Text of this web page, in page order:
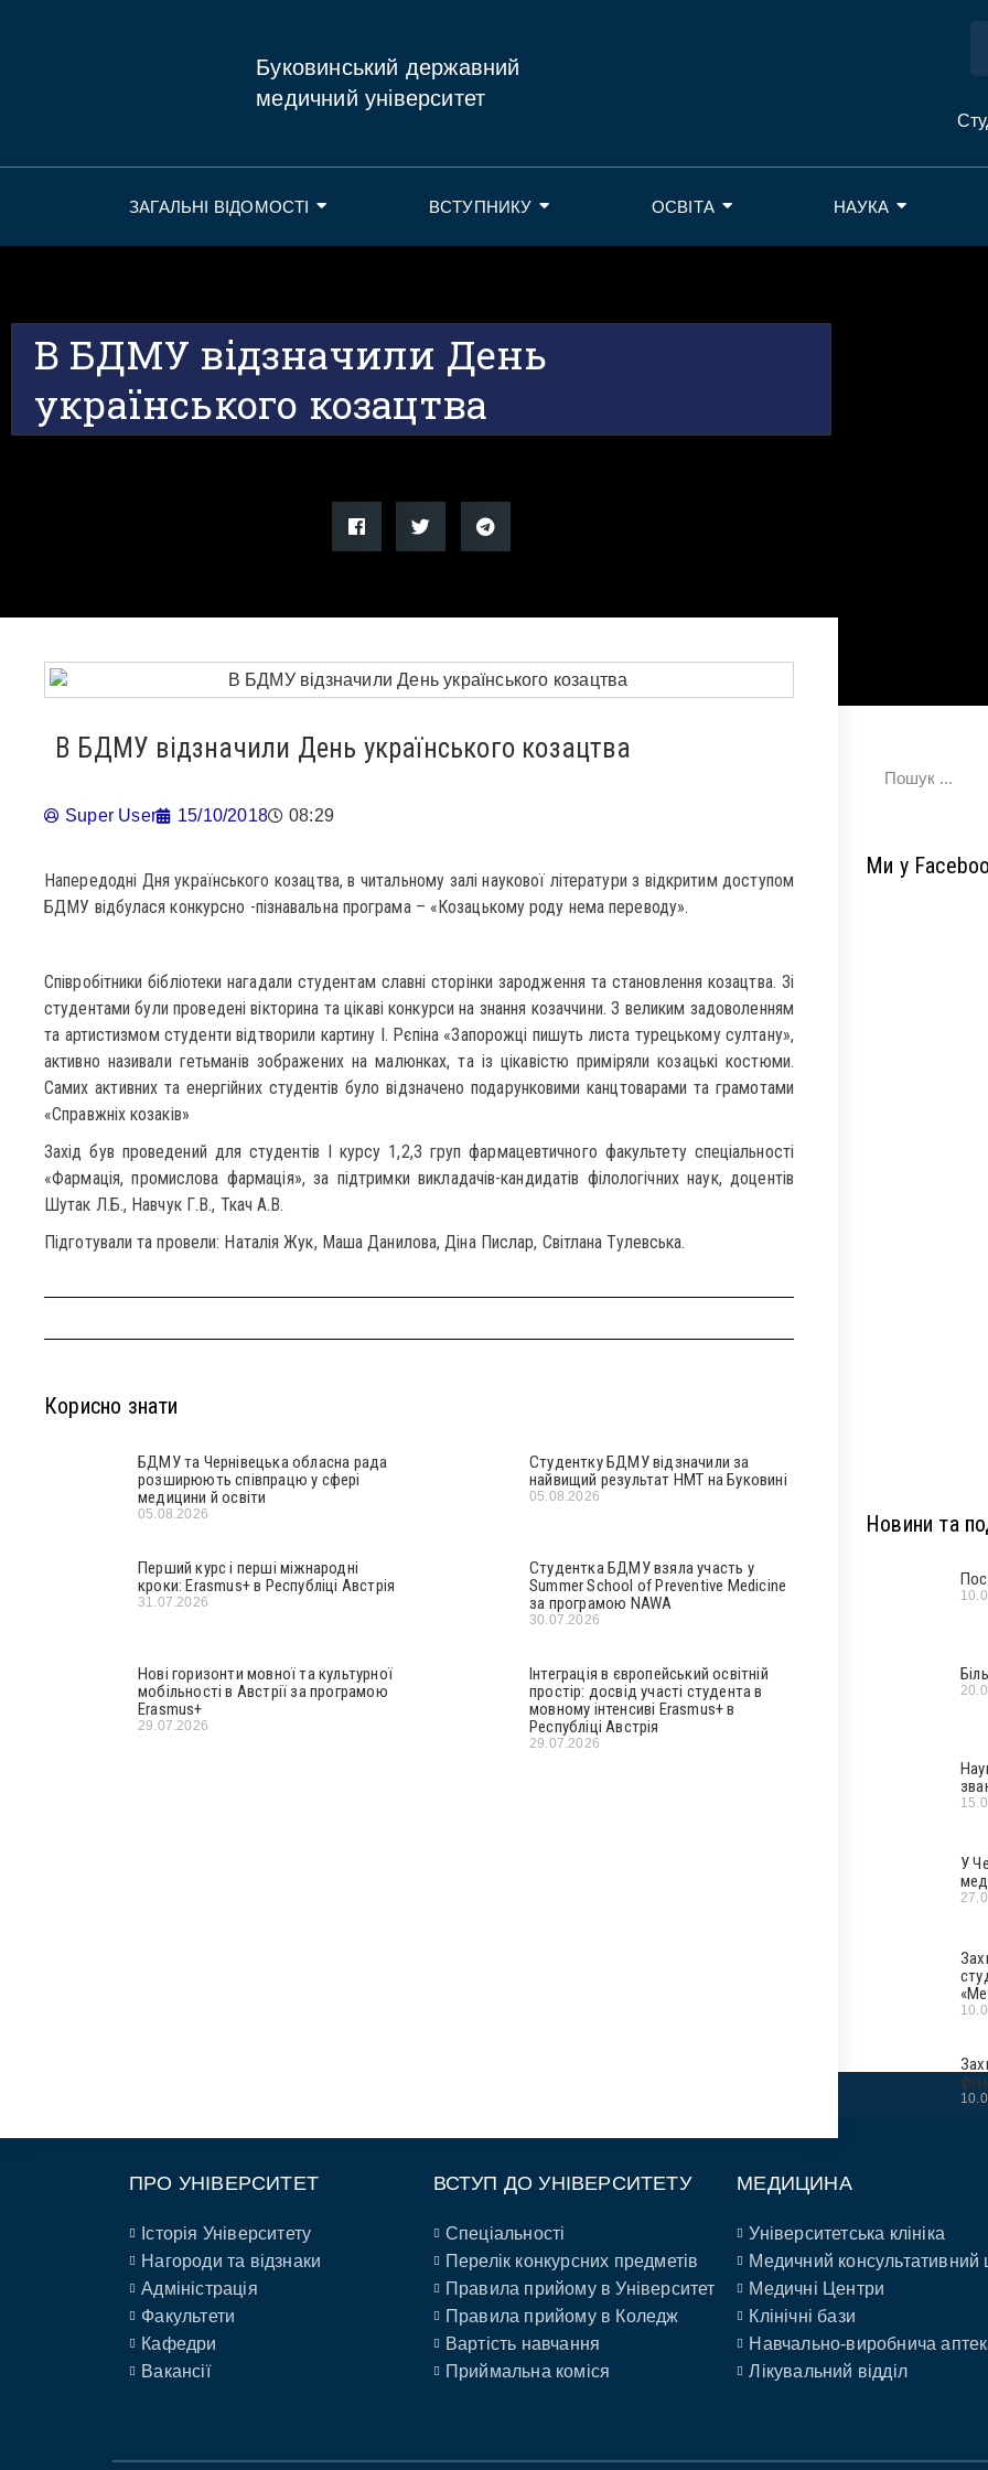
Буковинський державний
медичний університет
ЗАГАЛЬНІ ВІДОМОСТІ ВСТУПНИКУ ОСВІТА НАУКА
В БДМУ відзначили День
українського козацтва
В БДМУ відзначили День українського козацтва
Super User 15/10/2018 08:29
Напередодні Дня українського козацтва, в читальному залі наукової літератури з відкритим доступом
БДМУ відбулася конкурсно -пізнавальна програма – «Козацькому роду нема переводу».
Співробітники бібліотеки нагадали студентам славні сторінки зародження та становлення козацтва. Зі
студентами були проведені вікторина та цікаві конкурси на знання козаччини. З великим задоволенням
та артистизмом студенти відтворили картину І. Рєпіна «Запорожці пишуть листа турецькому султану»,
активно називали гетьманів зображених на малюнках, та із цікавістю приміряли козацькі костюми.
Самих активних та енергійних студентів було відзначено подарунковими канцтоварами та грамотами
«Справжніх козаків»
Захід був проведений для студентів І курсу 1,2,3 груп фармацевтичного факультету спеціальності
«Фармація, промислова фармація», за підтримки викладачів-кандидатів філологічних наук, доцентів
Шутак Л.Б., Навчук Г.В., Ткач А.В.
Підготували та провели: Наталія Жук, Маша Данилова, Діна Пислар, Світлана Тулевська.
Корисно знати
БДМУ та Чернівецька обласна рада
розширюють співпрацю у сфері
медицини й освіти
05.08.2026
Студентку БДМУ відзначили за
найвищий результат НМТ на Буковині
05.08.2026
Перший курс і перші міжнародні
кроки: Erasmus+ в Республіці Австрія
31.07.2026
Студентка БДМУ взяла участь у
Summer School of Preventive Medicine
за програмою NAWA
30.07.2026
Нові горизонти мовної та культурної
мобільності в Австрії за програмою
Erasmus+
29.07.2026
Інтеграція в європейський освітній
простір: досвід участі студента в
мовному інтенсиві Erasmus+ в
Республіці Австрія
29.07.2026
Ми у
Новини та
У
ПРО УНІВЕРСИТЕТ
Історія Університету
Нагороди та відзнаки
Адміністрація
Факультети
Кафедри
Вакансії
ВСТУП ДО УНІВЕРСИТЕТУ
Спеціальності
Перелік конкурсних предметів
Правила прийому в Університет
Правила прийому в Коледж
Вартість навчання
Приймальна коміся
МЕДИЦИНА
Університетська клініка
Медичний консультативний
Медичні Центри
Клінічні бази
Навчально-виробнича
Лікувальний відділ